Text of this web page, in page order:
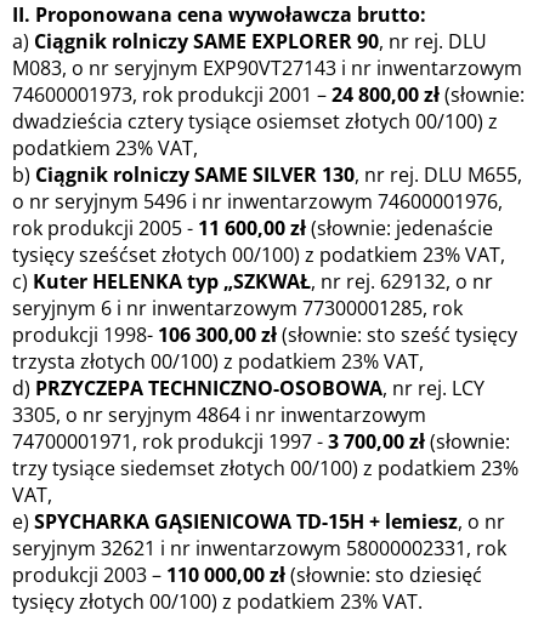
II. Proponowana cena wywoławcza brutto:
a) Ciągnik rolniczy SAME EXPLORER 90, nr rej. DLU
M083, o nr seryjnym EXP90VT27143 i nr inwentarzowym
74600001973, rok produkcji 2001 –24 800,00 zł(słownie:
dwadzieścia cztery tysiące osiemset złotych 00/100) z
podatkiem 23% VAT,
b) Ciągnik rolniczy SAME SILVER 130, nr rej. DLU M655,
o nr seryjnym 5496 i nr inwentarzowym 74600001976,
rok produkcji 2005 - 11 600,00 zł(słownie: jedenaście
tysięcy sześćset złotych 00/100) z podatkiem 23% VAT,
c) Kuter HELENKA typ „SZKWAŁ, nr rej. 629132, o nr
seryjnym 6 i nr inwentarzowym 77300001285, rok
produkcji 1998- 106 300,00 zł(słownie: sto sześć tysięcy
trzysta złotych 00/100) z podatkiem 23% VAT,
d) PRZYCZEPA TECHNICZNO-OSOBOWA, nr rej. LCY
3305, o nr seryjnym 4864 i nr inwentarzowym
74700001971, rok produkcji 1997 -3 700,00 zł(słownie:
trzy tysiące siedemset złotych 00/100) z podatkiem 23%
VAT,
e) SPYCHARKA GĄSIENICOWA TD-15H + lemiesz, o nr
seryjnym 32621 i nr inwentarzowym 58000002331, rok
produkcji 2003 – 110 000,00 zł(słownie: sto dziesięć
tysięcy złotych 00/100) z podatkiem 23% VAT.